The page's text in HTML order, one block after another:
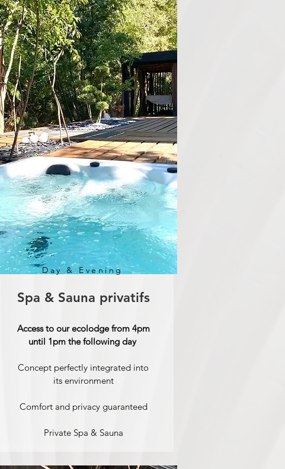
Day & Evening
Spa & Sauna privatifs
Access to our ecolodge from 4pm
until 1pm the following day
Concept perfectly integrated into
its environment
Comfort and privacy guaranteed
Private Spa & Sauna